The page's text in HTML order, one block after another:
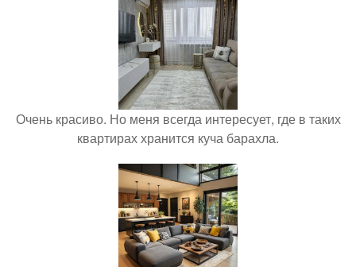
Очень красиво. Но меня всегда интересует, где в таких
квартирах хранится куча барахла.